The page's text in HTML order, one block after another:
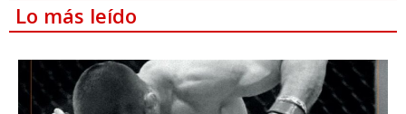
Lo más leído